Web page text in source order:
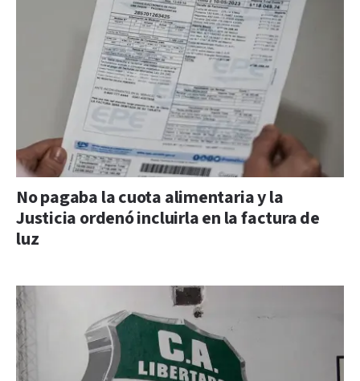
No pagaba la cuota alimentaria y la
Justicia ordenó incluirla en la factura de
luz